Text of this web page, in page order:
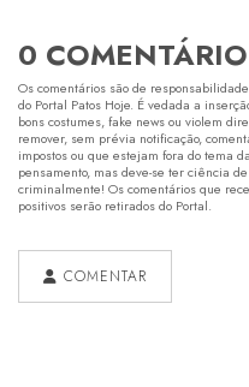
0 COMENTÁRIO
Os comentários são de
do Portal Patos Hoje. É vedada a
bons costumes, fake news ou violem
remover, sem prévia notificação,
impostos ou que estejam fora do tema
pensamento, mas deve-se ter ciência
criminalmente! Os comentários que
positivos serão retirados do Portal.
COMENTAR